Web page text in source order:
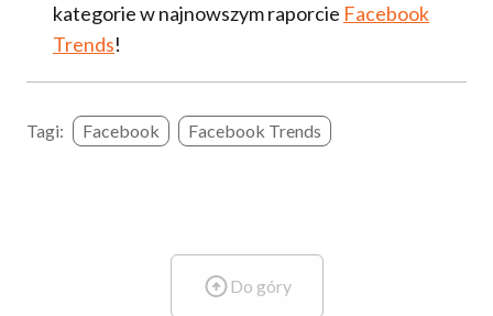
kategorie w najnowszym raporcie Facebook
Trends!
Tagi: Facebook Facebook Trends
Do góry